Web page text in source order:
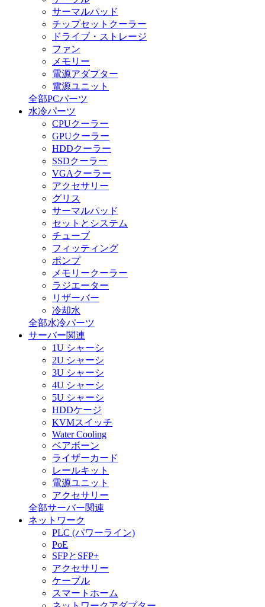
サーマルパッド
チップセットクーラー
ドライブ・ストレージ
ファン
メモリー
電源アダプター
電源ユニット
全部PCパーツ
水冷パーツ
CPUクーラー
GPUクーラー
HDDクーラー
SSDクーラー
VGAクーラー
アクセサリー
グリス
サーマルパッド
セットとシステム
チューブ
フィッティング
ポンプ
メモリークーラー
ラジエーター
リザーバー
冷却水
全部水冷パーツ
サーバー関連
1U シャーシ
2U シャーシ
3U シャーシ
4U シャーシ
5U シャーシ
HDDケージ
KVMスイッチ
Water Cooling
ベアボーン
ライザーカード
レールキット
電源ユニット
アクセサリー
全部サーバー関連
ネットワーク
PLC (パワーライン)
PoE
SFPとSFP+
アクセサリー
ケーブル
スマートホーム